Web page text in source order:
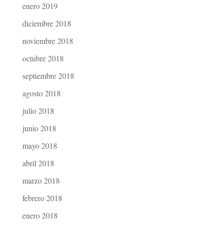
enero 2019
diciembre 2018
noviembre 2018
octubre 2018
septiembre 2018
agosto 2018
julio 2018
junio 2018
mayo 2018
abril 2018
marzo 2018
febrero 2018
enero 2018